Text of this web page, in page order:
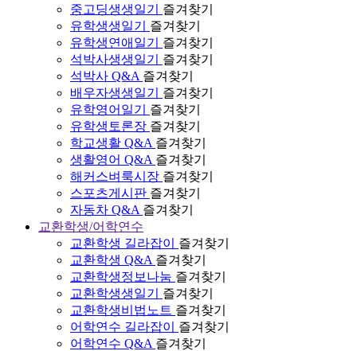
중고딩생생일기
즐겨찾기
유학생생일기
즐겨찾기
유학생연애일기
즐겨찾기
석박사생생일기
즐겨찾기
석박사 Q&A 즐겨찾기
배우자생생일기
즐겨찾기
유학영어일기
즐겨찾기
유학생토론장 즐겨찾기
학교생활 Q&A 즐겨찾기
생활영어 Q&A 즐겨찾기
해커스벼룩시장 즐겨찾기
스포츠게시판 즐겨찾기
자동차 Q&A 즐겨찾기
교환학생/어학연수
교환학생 길라잡이
즐겨찾기
교환학생 Q&A 즐겨찾기
교환학생정보나눔 즐겨찾기
교환학생생일기
즐겨찾기
교환학생비법노트 즐겨찾기
어학연수 길라잡이
즐겨찾기
어학연수 Q&A 즐겨찾기